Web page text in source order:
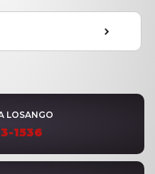
LOSANGO
1536